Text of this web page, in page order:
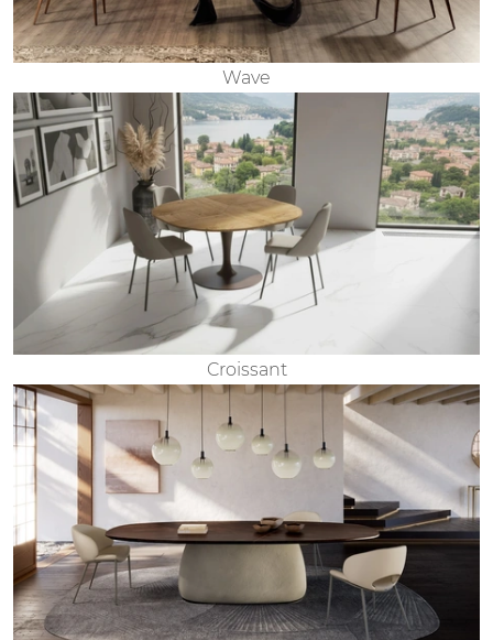
Wave
Croissant